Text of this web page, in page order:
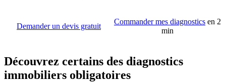
Demander un devis gratuit
Commander mes diagnostics en 2
min
Découvrez certains des diagnostics
immobiliers obligatoires